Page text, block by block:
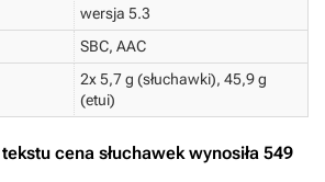
wersja 5.3
SBC, AAC
2x 5,7 g (słuchawki), 45,9 g
(etui)
cena słuchawek wynosiła 549